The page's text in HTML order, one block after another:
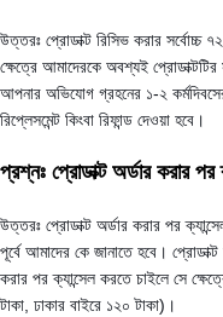
উত্তরঃ প্রোডাক্ট রিসিভ করার সর্বোচ্চ ৭২
ক্ষেত্রে আমাদেরকে অবশ্যই
আপনার অভিযোগ গ্রহনের ১-২
রিপ্লেসমেন্ট কিংবা রিফান্ড দেওয়া হবে।
প্রশ্নঃ প্রোডাক্ট অর্ডার করার পর
উত্তরঃ প্রোডাক্ট অর্ডার করার পর
পূর্বে আমাদের কে জানাতে হবে।
করার পর ক্যান্সেল করতে চাইলে সে
টাকা, ঢাকার বাইরে ১২০ টাকা)।